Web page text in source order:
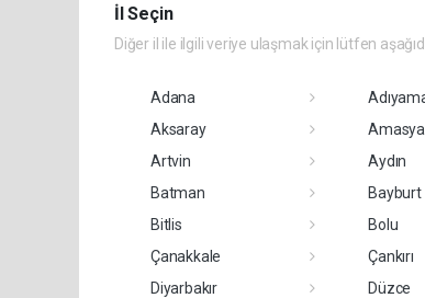
İl Seçin
Diğer il ile ilgili veriye ulaşmak için lütfen
Adana
Aksaray
Amasya
Artvin
Aydın
Batman
Bayburt
Bitlis
Bolu
Çanakkale
Çankırı
Diyarbakır
Düzce